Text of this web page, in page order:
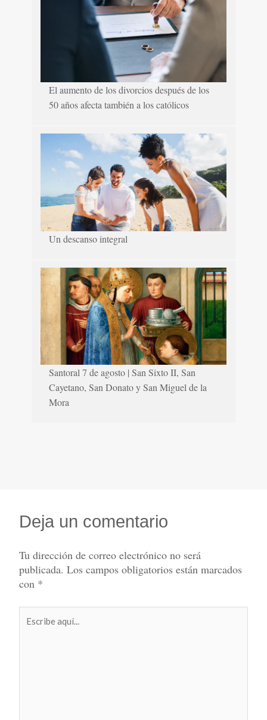
El aumento de los divorcios después de los
50 años afecta también a los católicos
Un descanso integral
Santoral 7 de agosto | San Sixto II, San
Cayetano, San Donato y San Miguel de la
Mora
Deja un comentario
Tu dirección de correo electrónico no será
publicada. Los campos obligatorios están marcados
con *
aquí...